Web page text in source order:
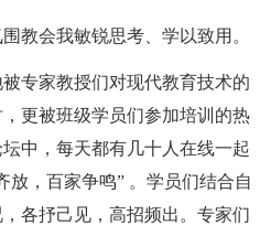
教会我敏锐思考、学以致用。
专家教授们对现代教育技术的
更被班级学员们参加培训的热
中，每天都有几十人在线一起
放，百家争鸣” 。学员们结合自
各抒己见，高招频出。专家们